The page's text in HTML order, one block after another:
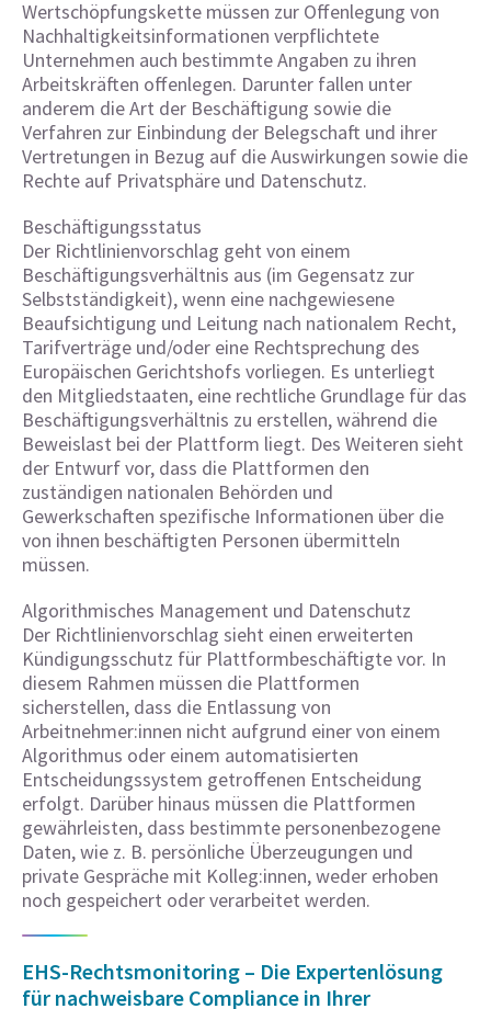
Wertschöpfungskette müssen zur Offenlegung von
Nachhaltigkeitsinformationen verpflichtete
Unternehmen auch bestimmte Angaben zu ihren
Arbeitskräften offenlegen. Darunter fallen unter
anderem die Art der Beschäftigung sowie die
Verfahren zur Einbindung der Belegschaft und ihrer
Vertretungen in Bezug auf die Auswirkungen sowie die
Rechte auf Privatsphäre und Datenschutz.
Beschäftigungsstatus
Der Richtlinienvorschlag geht von einem
Beschäftigungsverhältnis aus (im Gegensatz zur
Selbstständigkeit), wenn eine nachgewiesene
Beaufsichtigung und Leitung nach nationalem Recht,
Tarifverträge und/oder eine Rechtsprechung des
Europäischen Gerichtshofs vorliegen. Es unterliegt
den Mitgliedstaaten, eine rechtliche Grundlage für das
Beschäftigungsverhältnis zu erstellen, während die
Beweislast bei der Plattform liegt. Des Weiteren sieht
der Entwurf vor, dass die Plattformen den
zuständigen nationalen Behörden und
Gewerkschaften spezifische Informationen über die
von ihnen beschäftigten Personen übermitteln
müssen.
Algorithmisches Management und Datenschutz
Der Richtlinienvorschlag sieht einen erweiterten
Kündigungsschutz für Plattformbeschäftigte vor. In
diesem Rahmen müssen die Plattformen
sicherstellen, dass die Entlassung von
Arbeitnehmer:innen nicht aufgrund einer von einem
Algorithmus oder einem automatisierten
Entscheidungssystem getroffenen Entscheidung
erfolgt. Darüber hinaus müssen die Plattformen
gewährleisten, dass bestimmte personenbezogene
Daten, wie z. B. persönliche Überzeugungen und
private Gespräche mit Kolleg:innen, weder erhoben
noch gespeichert oder verarbeitet werden.
EHS-Rechtsmonitoring – Die Expertenlösung
für nachweisbare Compliance in Ihrer